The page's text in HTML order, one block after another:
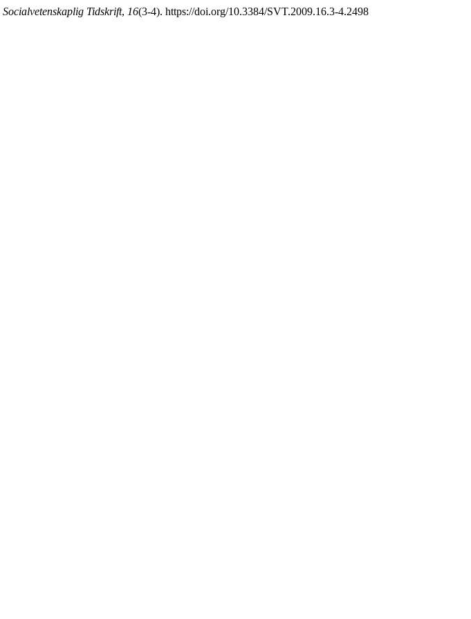
Socialvetenskaplig Tidskrift, 16(3-4). https://doi.org/10.3384/SVT.2009.16.3-4.2498